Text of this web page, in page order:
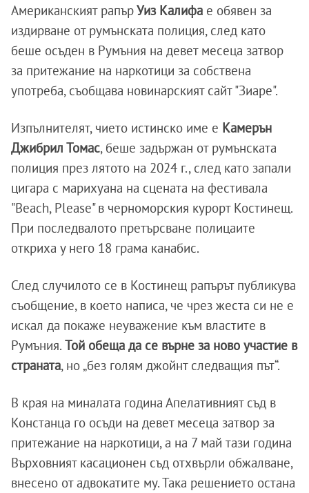
Американският рапърУиз Калифа е обявен за
издирване от румънската полиция, след като
беше осъден в Румъния на девет месеца затвор
за притежание на наркотици за собствена
употреба, съобщава новинарският сайт "Зиаре".
Изпълнителят, чието истинско име е Камерън
Джибрил Томас, беше задържан от румънската
полиция през лятото на 2024 г., след като запали
цигара с марихуана на сцената на фестивала
"Beach, Please" в черноморския курорт Костинещ.
При последвалото претърсване полицаите
откриха у него 18 грама канабис.
След случилото се в Костинещ рапърът публикува
съобщение, в което написа, че чрез жеста си не е
искал да покаже неуважение към властите в
Румъния. Той обеща да се върне за ново участие в
страната, но „без голям джойнт следващия път“.
В края на миналата година Апелативният съд в
Констанца го осъди на девет месеца затвор за
притежание на наркотици, а на 7 май тази година
Върховният касационен съд отхвърли обжалване,
внесено от адвокатите му. Така решението остана